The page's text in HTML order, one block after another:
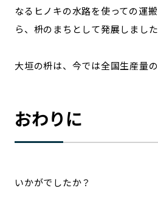
なるヒノキの水路を使っての運
ら、枡のまちとして発展しました
大垣の枡は、今では全国生産量
おわりに
いかがでしたか？